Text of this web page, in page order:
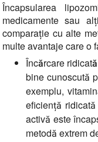
Încapsularea
medicamente sau
comparație cu alte
multe avantaje care o
Încărcare
bine cunoscută
exemplu,
eficiență
activă este
metodă extrem